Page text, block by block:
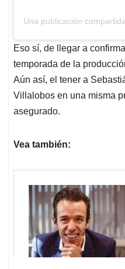
Una publicación
Eso sí, de llegar a
temporada de la
Aún así, el tener a
Villalobos en una misma
asegurado.
Vea también: